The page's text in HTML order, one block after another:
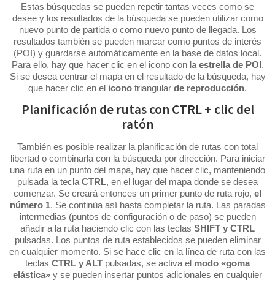
Estas búsquedas se pueden repetir tantas veces como se
desee y los resultados de la búsqueda se pueden utilizar como
nuevo punto de partida o como nuevo punto de llegada. Los
resultados también se pueden marcar como puntos de interés
(POI) y guardarse automáticamente en la base de datos local.
Para ello, hay que hacer clic en el icono con la estrella de POI.
Si se desea centrar el mapa en el resultado de la búsqueda, hay
que hacer clic en el icono triangular de reproducción.
Planificación de rutas con CTRL + clic del
ratón
También es posible realizar la planificación de rutas con total
libertad o combinarla con la búsqueda por dirección. Para iniciar
una ruta en un punto del mapa, hay que hacer clic, manteniendo
pulsada la tecla CTRL, en el lugar del mapa donde se desea
comenzar. Se creará entonces un primer punto de ruta rojo, el
número 1. Se continúa así hasta completar la ruta. Las paradas
intermedias (puntos de configuración o de paso) se pueden
añadir a la ruta haciendo clic con las teclas SHIFT y CTRL
pulsadas. Los puntos de ruta establecidos se pueden eliminar
en cualquier momento. Si se hace clic en la línea de ruta con las
teclas CTRL y ALT pulsadas, se activa el modo «goma
elástica» y se pueden insertar puntos adicionales en cualquier